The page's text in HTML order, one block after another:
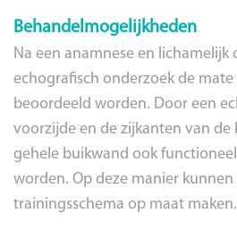
Behandelmogelijkheden
Na een anamnese en lichamelijk
echografisch onderzoek de mate
beoordeeld worden. Door een
voorzijde en de zijkanten van de
gehele buikwand ook
worden. Op deze manier kunnen
trainingsschema op maat maken.